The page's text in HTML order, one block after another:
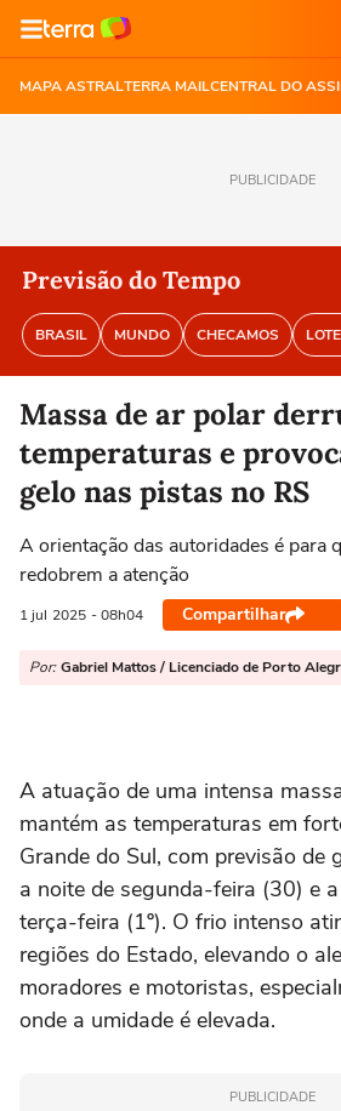
MAPA ASTRALTERRA MAILCENTRAL DO
PUBLICIDADE
Previsão do Tempo
BRASIL MUNDO CHECAMOS
Massa de ar polar
temperaturas e
gelo nas pistas no RS
A orientação das autoridades é para
redobrem a atenção
1 jul 2025 - 08h04 Compartilhar
Por: Gabriel Mattos / Licenciado de Porto
A atuação de uma intensa
mantém as temperaturas em
Grande do Sul, com previsão de
a noite de segunda-feira (30) e
terça-feira (1º). O frio intenso
regiões do Estado, elevando o
moradores e motoristas,
onde a umidade é elevada.
PUBLICIDADE